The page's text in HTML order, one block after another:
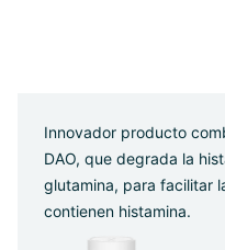
Innovador producto
DAO, que degrada la
glutamina, para facilitar
contienen histamina.